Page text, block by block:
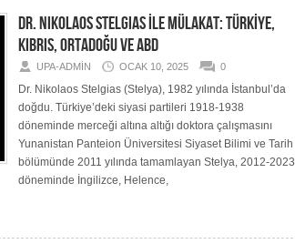
DR. NIKOLAOS STELGIAS İLE MÜLAKAT: TÜRKİYE,
KIBRIS, ORTADOĞU VE ABD
UPA-ADMIN OCAK 10, 2025 0
Dr. Nikolaos Stelgias (Stelya), 1982 yılında İstanbul’da
doğdu. Türkiye’deki siyasi partileri 1918-1938
döneminde merceği altına altığı doktora çalışmasını
Yunanistan Panteion Üniversitesi Siyaset Bilimi ve Tarih
bölümünde 2011 yılında tamamlayan Stelya, 2012-2023
döneminde İngilizce, Helence,